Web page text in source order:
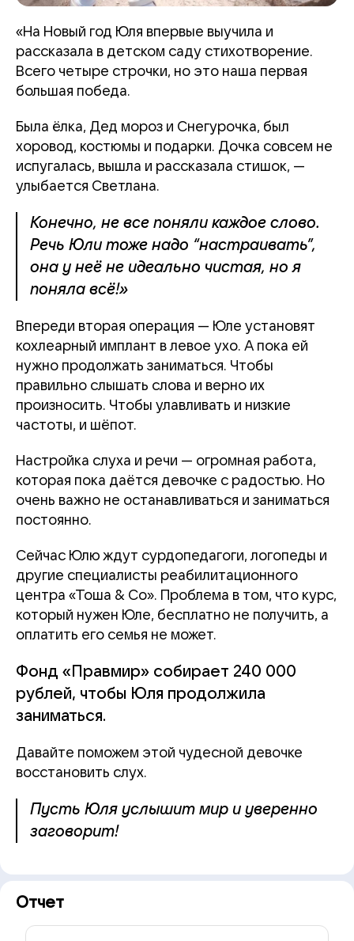
«На Новый год Юля впервые выучила и
рассказала в детском саду стихотворение.
Всего четыре строчки, но это наша первая
большая победа.
Была ёлка, Дед мороз и Снегурочка, был
хоровод, костюмы и подарки. Дочка совсем не
испугалась, вышла и рассказала стишок, —
улыбается Светлана.
Конечно, не все поняли каждое слово.
Речь Юли тоже надо “настраивать”,
она у неё не идеально чистая, но я
поняла всё!»
Впереди вторая операция — Юле установят
кохлеарный имплант в левое ухо. А пока ей
нужно продолжать заниматься. Чтобы
правильно слышать слова и верно их
произносить. Чтобы улавливать и низкие
частоты, и шёпот.
Настройка слуха и речи — огромная работа,
которая пока даётся девочке с радостью. Но
очень важно не останавливаться и заниматься
постоянно.
Сейчас Юлю ждут сурдопедагоги, логопеды и
другие специалисты реабилитационного
центра «Тоша & Co». Проблема в том, что курс,
который нужен Юле, бесплатно не получить, а
оплатить его семья не может.
Фонд «Правмир» собирает 240 000
рублей, чтобы Юля продолжила
заниматься.
Давайте поможем этой чудесной девочке
восстановить слух.
Пусть Юля услышит мир и уверенно
заговорит!
Отчет